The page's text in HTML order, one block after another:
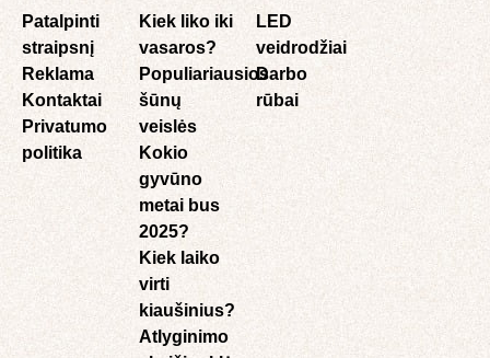
Patalpinti
straipsnį
Reklama
Kontaktai
Privatumo
politika
Kiek liko iki
vasaros?
Populiariausios
šūnų
veislės
Kokio
gyvūno
metai bus
2025?
Kiek laiko
virti
kiaušinius?
Atlyginimo
LED
veidrodžiai
Darbo
rūbai